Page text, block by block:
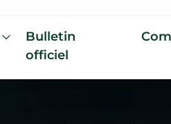
Bulletin
officiel